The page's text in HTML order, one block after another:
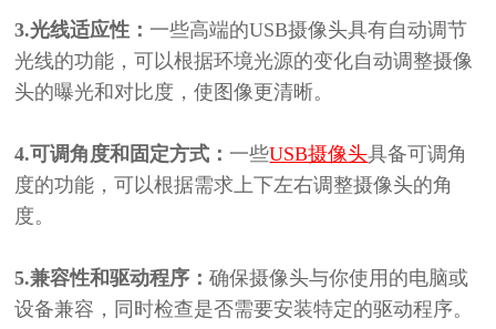
3.光线适应性： 一些高端的USB摄像头具有自动调节
光线的功能，可以根据环境光源的变化自动调整摄像
头的曝光和对比度，使图像更清晰。
4.可调角度和固定方式： 一些USB摄像头具备可调角
度的功能，可以根据需求上下左右调整摄像头的角
度。
5.兼容性和驱动程序：确保摄像头与你使用的电脑或
设备兼容，同时检查是否需要安装特定的驱动程序。